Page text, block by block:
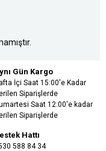
Gün Kargo
İçi Saat 15:00'e Kadar
Siparişlerde
Saat 12:00'e kadar
Siparişlerde
Hattı
588 84 34